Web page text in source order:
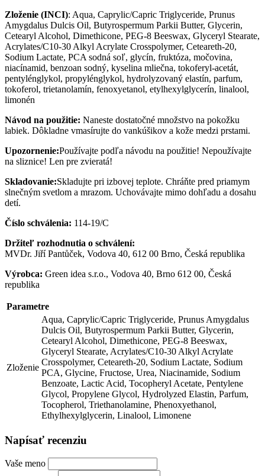
Zloženie (INCI): Aqua, Caprylic/Capric Triglyceride, Prunus
Amygdalus Dulcis Oil, Butyrospermum Parkii Butter, Glycerin,
Cetearyl Alcohol, Dimethicone, PEG-8 Beeswax, Glyceryl Stearate,
Acrylates/C10-30 Alkyl Acrylate Crosspolymer, Ceteareth-20,
Sodium Lactate, PCA sodná soľ, glycín, fruktóza, močovina,
niacínamid, benzoan sodný, kyselina mliečna, tokoferyl-acetát,
pentylénglykol, propylénglykol, hydrolyzovaný elastín, parfum,
tokoferol, trietanolamín, fenoxyetanol, etylhexylglycerín, linalool,
limonén
Návod na použitie: Naneste dostatočné množstvo na pokožku
labiek. Dôkladne vmasírujte do vankúšikov a kože medzi prstami.
Upozornenie:Používajte podľa návodu na použitie! Nepoužívajte
na sliznice! Len pre zvieratá!
Skladovanie:Skladujte pri izbovej teplote. Chráňte pred priamym
slnečným svetlom a mrazom. Uchovávajte mimo dohľadu a dosahu
detí.
Číslo schválenia: 114-19/C
Držiteľ rozhodnutia o schválení:
MVDr. Jiří Pantůček, Vodova 40, 612 00 Brno, Česká republika
Výrobca: Green idea s.r.o., Vodova 40, Brno 612 00, Česká
republika
Parametre
Zloženie
Aqua, Caprylic/Capric Triglyceride, Prunus Amygdalus
Dulcis Oil, Butyrospermum Parkii Butter, Glycerin,
Cetearyl Alcohol, Dimethicone, PEG-8 Beeswax,
Glyceryl Stearate, Acrylates/C10-30 Alkyl Acrylate
Crosspolymer, Ceteareth-20, Sodium Lactate, Sodium
PCA, Glycine, Fructose, Urea, Niacinamide, Sodium
Benzoate, Lactic Acid, Tocopheryl Acetate, Pentylene
Glycol, Propylene Glycol, Hydrolyzed Elastin, Parfum,
Tocopherol, Triethanolamine, Phenoxyethanol,
Ethylhexylglycerin, Linalool, Limonene
Napísať recenziu
Vaše meno